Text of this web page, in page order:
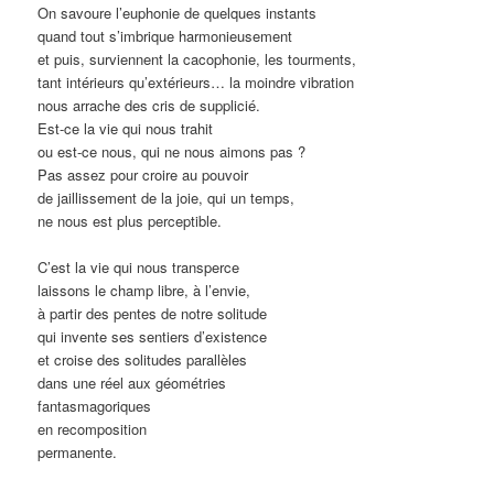
On savoure l’euphonie de quelques instants
quand tout s’imbrique harmonieusement
et puis, surviennent la cacophonie, les tourments,
tant intérieurs qu’extérieurs… la moindre vibration
nous arrache des cris de supplicié.
Est-ce la vie qui nous trahit
ou est-ce nous, qui ne nous aimons pas ?
Pas assez pour croire au pouvoir
de jaillissement de la joie, qui un temps,
ne nous est plus perceptible.
C’est la vie qui nous transperce
laissons le champ libre, à l’envie,
à partir des pentes de notre solitude
qui invente ses sentiers d’existence
et croise des solitudes parallèles
dans une réel aux géométries
fantasmagoriques
en recomposition
permanente.